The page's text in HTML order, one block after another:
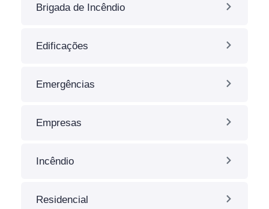
Brigada de Incêndio
Edificações
Emergências
Empresas
Incêndio
Residencial